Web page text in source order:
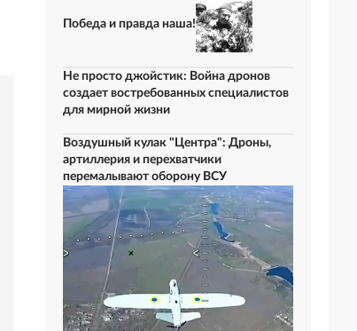
Победа и правда наша!
Не просто джойстик: Война дронов
создает востребованных специалистов
для мирной жизни
Воздушный кулак "Центра": Дроны,
артиллерия и перехватчики
перемалывают оборону ВСУ